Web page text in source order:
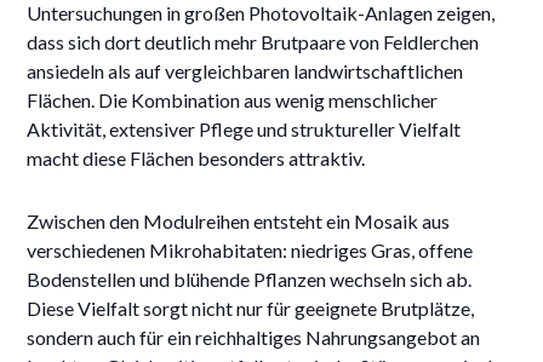
Untersuchungen in großen Photovoltaik-Anlagen zeigen,
dass sich dort deutlich mehr Brutpaare von Feldlerchen
ansiedeln als auf vergleichbaren landwirtschaftlichen
Flächen. Die Kombination aus wenig menschlicher
Aktivität, extensiver Pflege und struktureller Vielfalt
macht diese Flächen besonders attraktiv.
Zwischen den Modulreihen entsteht ein Mosaik aus
verschiedenen Mikrohabitaten: niedriges Gras, offene
Bodenstellen und blühende Pflanzen wechseln sich ab.
Diese Vielfalt sorgt nicht nur für geeignete Brutplätze,
sondern auch für ein reichhaltiges Nahrungsangebot an